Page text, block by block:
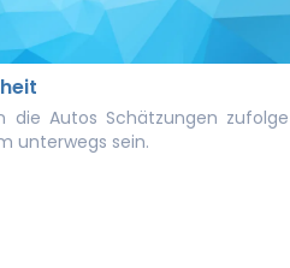
die Autos Schätzungen zufolge
unterwegs sein.